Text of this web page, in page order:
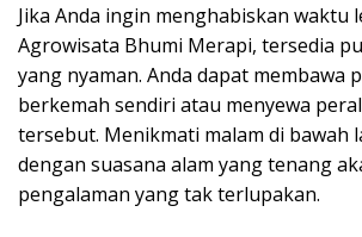
Jika Anda ingin menghabiskan waktu
Agrowisata Bhumi Merapi, tersedia
yang nyaman. Anda dapat membawa
berkemah sendiri atau menyewa
tersebut. Menikmati malam di bawah
dengan suasana alam yang tenang
pengalaman yang tak terlupakan.